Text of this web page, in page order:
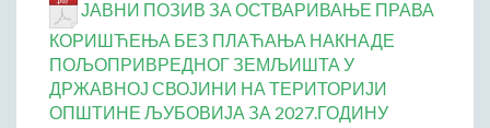
ДРУШТВО
Образовање
Здравствена заштита
Културни живот
ЈАВНИ ПОЗИВ ЗА ОСТВАРИВАЊЕ ПРАВА
КОРИШЋЕЊА БЕЗ ПЛАЋАЊА НАКНАДЕ
ПОЉОПРИВРЕДНОГ ЗЕМЉИШТА У
ДРЖАВНОЈ СВОЈИНИ НА ТЕРИТОРИЈИ
ОПШТИНЕ ЉУБОВИЈА ЗА 2027.ГОДИНУ